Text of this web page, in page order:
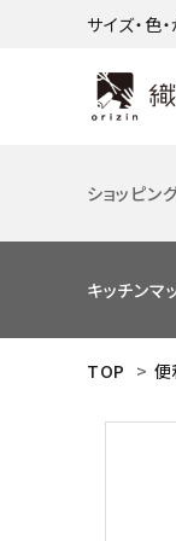
サイズ・色
ショッピン
キッチンマ
TOP > 便